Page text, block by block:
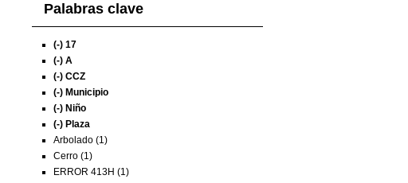
Palabras clave
(-) 17
(-) A
(-) CCZ
(-) Municipio
(-) Niño
(-) Plaza
Arbolado (1)
Cerro (1)
ERROR 413H (1)